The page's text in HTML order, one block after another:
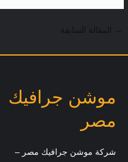
→ المقالة السابقة
موشن جرافيك
مصر
شركة موشن جرافيك مصر –